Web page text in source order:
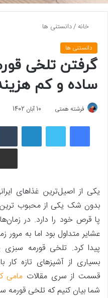
خانه /دانستنی ها
دانستنی ها
گرفتن تلخی
ساده و کم
فرشته همتی 10 آبان 1402
فیسبوک لینکداین
یکی از اصیل‌ترین غذاهای
بدون شک یکی از محبوب
پا قرص خود را دارد. در
عشایر متداول بود اما به مرور
پیدا کرد. تلخی قورمه
بسیاری از آشپزهای تازه
قسمت از سری مقالات مامی
شما بیان کنیم که تلخی قورمه